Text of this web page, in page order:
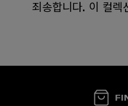
죄송합니다. 이 컬렉